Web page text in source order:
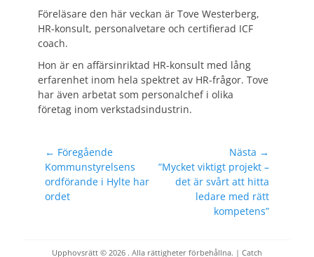
Föreläsare den här veckan är Tove Westerberg,
HR-konsult, personalvetare och certifierad ICF
coach.
Hon är en affärsinriktad HR-konsult med lång
erfarenhet inom hela spektret av HR-frågor. Tove
har även arbetat som personalchef i olika
företag inom verkstadsindustrin.
Inläggsnavigering
← Föregående
Föregående
inlägg:
Kommunstyrelsens
ordförande i Hylte har
ordet
Nästa →
Nästa
inlägg:
”Mycket viktigt projekt –
det är svårt att hitta
ledare med rätt
kompetens”
Upphovsrätt © 2026 . Alla rättigheter förbehållna. | Catch